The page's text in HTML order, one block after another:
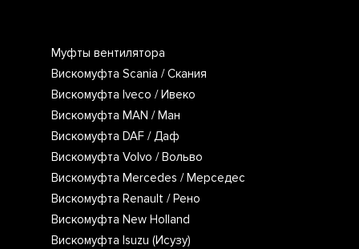
Муфты вентилятора
Вискомуфта Scania / Скания
Вискомуфта Iveco / Ивеко
Вискомуфта MAN / Ман
Вискомуфта DAF / Даф
Вискомуфта Volvo / Вольво
Вискомуфта Mercedes / Мерседес
Вискомуфта Renault / Рено
Вискомуфта New Holland
Вискомуфта Isuzu (Исузу)